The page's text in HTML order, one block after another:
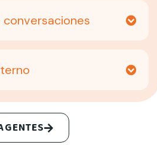
conversaciones